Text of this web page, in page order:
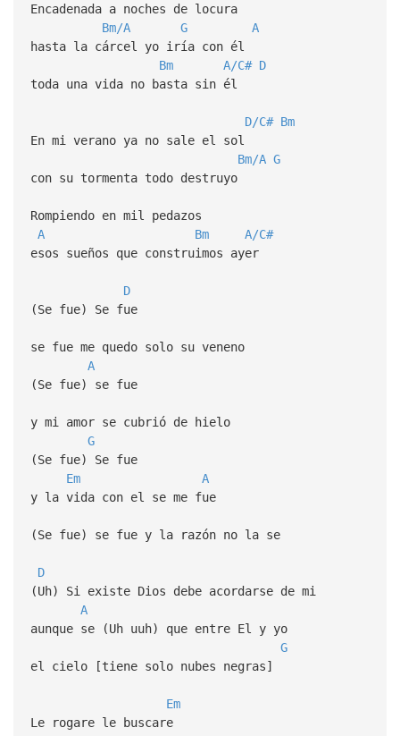
Encadenada a noches de locura
Bm/A
G
A
hasta la cárcel yo iría con él
Bm
A/C# D
toda una vida no basta sin él
D/C# Bm
En mi verano ya no sale el sol
Bm/A G
con su tormenta todo destruyo
Rompiendo en mil pedazos
A
Bm
A/C#
esos sueños que construimos ayer
D
(Se fue) Se fue
se fue me quedo solo su veneno
A
(Se fue) se fue
y mi amor se cubrió de hielo
G
(Se fue) Se fue
Em
A
y la vida con el se me fue
(Se fue) se fue y la razón no la se
D
(Uh) Si existe Dios debe acordarse de mi
A
aunque se (Uh uuh) que entre El y yo
G
el cielo [tiene solo nubes negras]
Em
Le rogare le buscare